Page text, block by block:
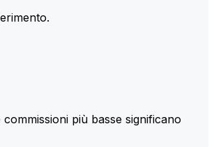
più basse significano